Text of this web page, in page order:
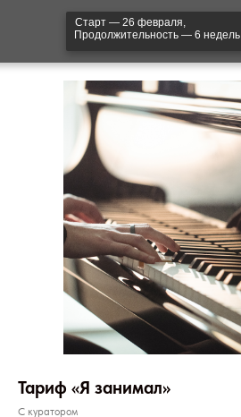
Старт — 26 февраля,
Продолжительность — 6 недель
Тариф «Я занимал»
С куратором